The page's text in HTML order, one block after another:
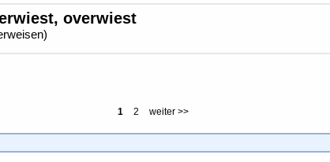
overwiest
1 2 weiter >>